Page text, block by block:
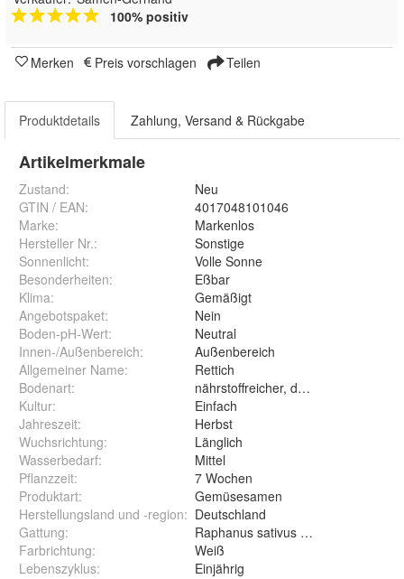
100% positiv
Merken Preis vorschlagen Teilen
Produktdetails Zahlung, Versand & Rückgabe
Artikelmerkmale
Zustand:
Neu
GTIN / EAN:
4017048101046
Marke:
Markenlos
Hersteller Nr.:
Sonstige
Sonnenlicht:
Volle Sonne
Besonderheiten:
Eßbar
Klima:
Gemäßigt
Angebotspaket:
Nein
Boden-pH-Wert:
Neutral
Innen-/Außenbereich:
Außenbereich
Allgemeiner Name:
Rettich
Bodenart:
nährstoffreicher, durchlässiger
Kultur:
Einfach
Jahreszeit:
Herbst
Wuchsrichtung:
Länglich
Wasserbedarf:
Mittel
Pflanzzeit:
7 Wochen
Produktart:
Gemüsesamen
Herstellungsland und -region: Deutschland
Gattung:
Raphanus sativus var. niger L.
Farbrichtung:
Weiß
Lebenszyklus: Einjährig